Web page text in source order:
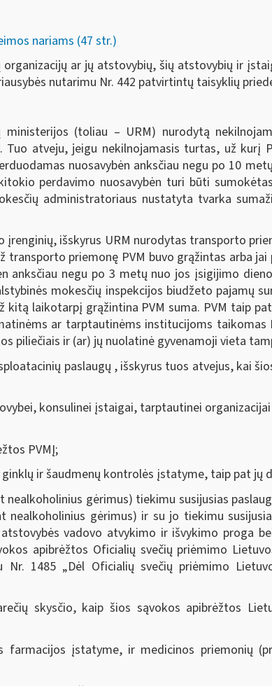
nariams (47 str.)
ar jų atstovybių, šių atstovybių ir
nutarimu Nr. 442 patvirtintų taisyklių
(toliau – URM) nurodytą
atveju, jeigu nekilnojamasis turtas, už kurį
nuosavybėn anksčiau negu po 10
perdavimo nuosavybėn turi būti
administratoriaus nustatyta tvarka
išskyrus URM nurodytas transporto
priemonę PVM buvo grąžintas arba
negu po 3 metų nuo jos įsigijimo
mokesčių inspekcijos biudžeto pajamų
laikotarpį grąžintina PVM suma. PVM taip
ar tarptautinėms institucijoms taikomas
piliečiais ir (ar) jų nuolatinė gyvenamoji vieta
paslaugų , išskyrus tuos atvejus, kai
konsulinei įstaigai, tarptautinei
PVMĮ;
ir šaudmenų kontrolės įstatyme, taip pat jų
gėrimus) tiekimu susijusias
gėrimus) ir su jo tiekimu
vadovo atvykimo ir išvykimo proga
apibrėžtos Oficialių svečių priėmimo
1485 „Dėl Oficialių svečių priėmimo
skysčio, kaip šios sąvokos apibrėžtos
farmacijos įstatyme, ir medicinos priemonių